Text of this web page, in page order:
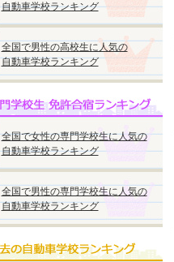
自動車学校ランキング
全国で男性の高校生に人気の
自動車学校ランキング
全国で女性の専門学校生に人気の
自動車学校ランキング
全国で男性の専門学校生に人気の
自動車学校ランキング